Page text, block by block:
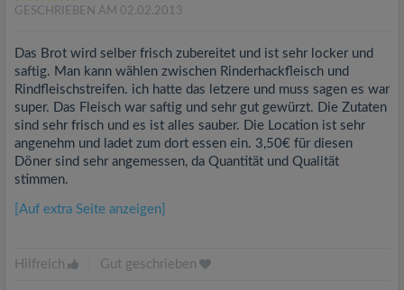
GESCHRIEBEN AM 02.02.2013
Das Brot wird selber frisch zubereitet und ist sehr locker und
saftig. Man kann wählen zwischen Rinderhackfleisch und
Rindfleischstreifen. ich hatte das letzere und muss sagen es war
super. Das Fleisch war saftig und sehr gut gewürzt. Die Zutaten
sind sehr frisch und es ist alles sauber. Die Location ist sehr
angenehm und ladet zum dort essen ein. 3,50€ für diesen
Döner sind sehr angemessen, da Quantität und Qualität
stimmen.
[Auf extra Seite anzeigen]
Hilfreich Gut geschrieben